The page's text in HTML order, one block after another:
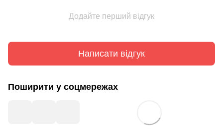
Додайте перший відгук
Написати відгук
Поширити у соцмережах